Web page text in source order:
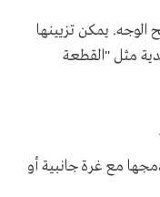
الوجه. يمكن تزيينها
مثل "القطعة
مع غرة جانبية أو